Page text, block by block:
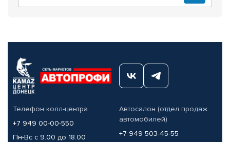
Телефон колл-центра
+7 949 00-00-550
Пн-Вс с 9.00 до 18.00
Автосалон (отдел продаж
автомобилей)
+7 949 503-45-55